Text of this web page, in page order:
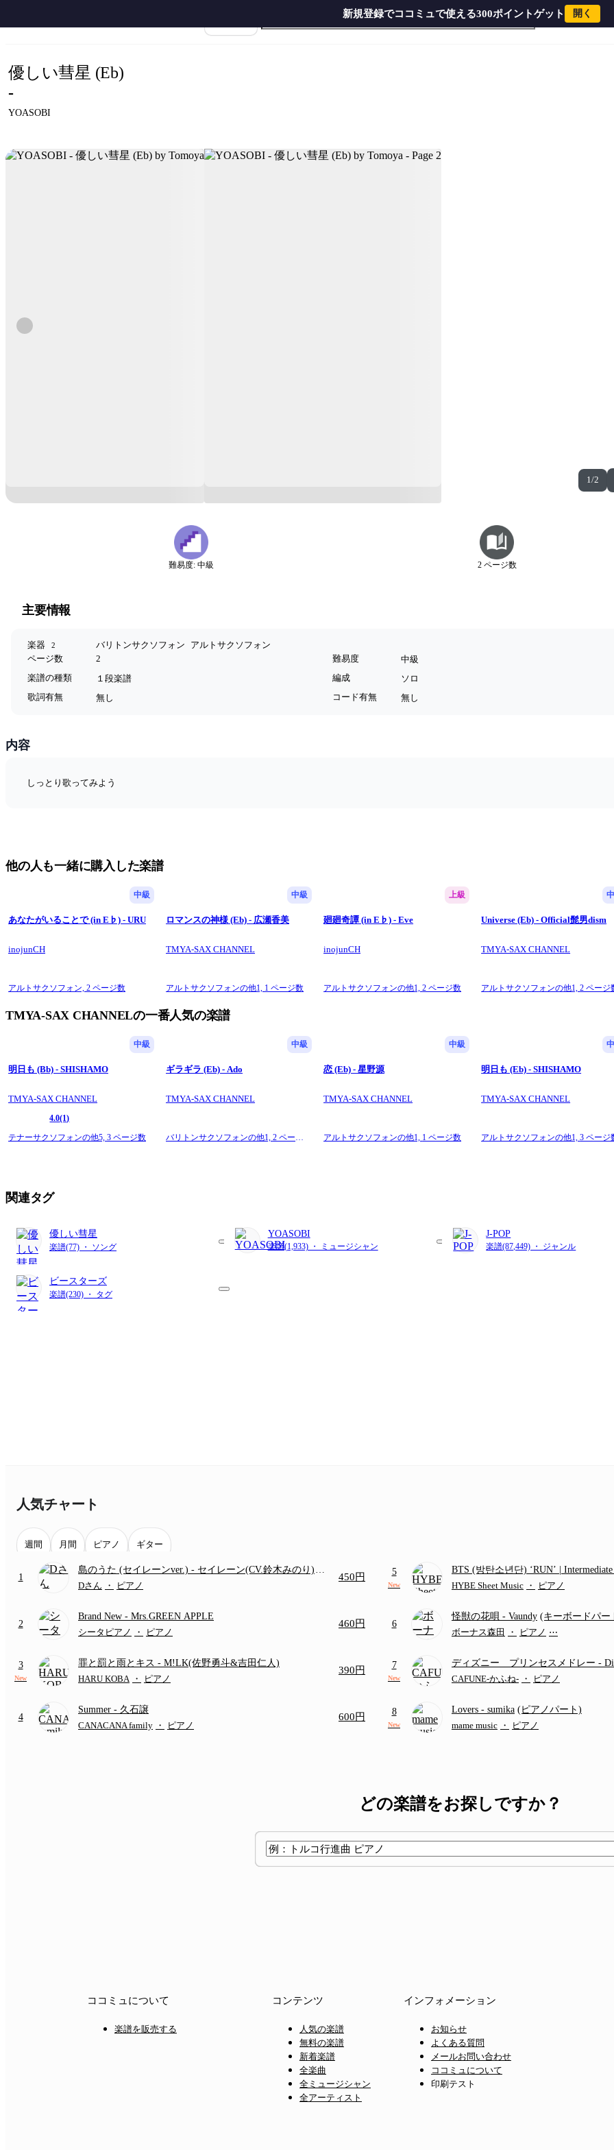
新規登録でココミュで使える300ポイントゲット 開く
1/2
優しい彗星 (Eb)
-
YOASOBI
難易度: 中級 2 ページ数
主要情報
楽器 2 バリトンサクソフォン
アルトサクソフォン
ページ数
2 難易度
中級
楽譜の種類
１段楽譜 編成
ソロ
歌詞有無
無し コード有無 無し
内容
しっとり歌ってみよう
他の人も一緒に購入した楽譜
中級
あなたがいることで (in E♭) - URU
inojunCH
アルトサクソフォン, 2 ページ数
中級
ロマンスの神様 (Eb) - 広瀬香美
TMYA-SAX CHANNEL
アルトサクソフォンの他1, 1 ページ数
上級
廻廻奇譚 (in E♭) - Eve
inojunCH
アルトサクソフォンの他1,2 ページ数
Universe (Eb) - Official髭男dism
TMYA-SAX CHANNEL
アルトサクソフォンの他1,2 ページ
TMYA-SAX CHANNELの一番人気の楽譜
中級
明日も (Bb) - SHISHAMO
TMYA-SAX CHANNEL
4.0(1)
テナーサクソフォンの他5, 3 ページ数
中級
ギラギラ (Eb) - Ado
TMYA-SAX CHANNEL
バリトンサクソフォンの他1,2 ページ
中級
恋 (Eb) - 星野源
TMYA-SAX CHANNEL
アルトサクソフォンの他1, 1 ページ数
明日も (Eb) - SHISHAMO
TMYA-SAX CHANNEL
アルトサクソフォンの他1,3 ページ
関連タグ
優しい彗星
楽譜(77) ・ ソング
YOASOBI
楽譜(1,933) ・ ミュージシャン
J-POP
楽譜(87,449) ・ ジャンル
ビースターズ
楽譜(230) ・ タグ
人気チャート
週間 月間 ピアノ ギター
1
島のうた (セイレーンver.) - セイレーン(CV.鈴木みのり)
(難易度:★★★★☆/歌詞・コード・ペダル付き/『映画ち
Dさん ・ ピアノ
450円
2
Brand New - Mrs.GREEN APPLE
シータピアノ
・ ピアノ
460円
3
New
罪と罰と雨とキス - M!LK(佐野勇斗&吉田仁人)
HARU KOBA
・ ピアノ
390円
4
Summer - 久石譲
CANACANA family ・ ピアノ
600円
5
New
BTS (방탄소년단) ‘RUN’ | Intermediate
HYBE Sheet Music ・ ピアノ
6
怪獣の花唄 - Vaundy (キーボードパー
ボーナス森田
・ ピアノ ⋯
7
New
ディズニー プリンセスメドレー -
ディズニー/Disney/メドレー/コード有)
CAFUNE-かふね- ・ ピアノ
8
New
Lovers - sumika (ピアノパート)
mame music ・ ピアノ
どの楽譜をお探しですか？
ココミュについて
楽譜を販売する
コンテンツ
人気の楽譜
無料の楽譜
新着楽譜
全楽曲
全ミュージシャン
全アーティスト
インフォメーション
お知らせ
よくある質問
メールお問い合わせ
ココミュについて
印刷テスト